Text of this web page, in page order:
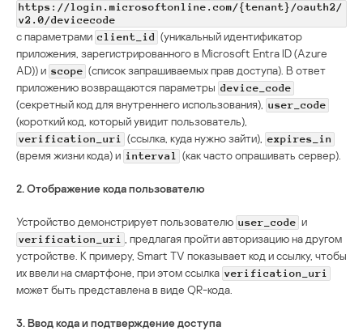
https://login.microsoftonline.com/{tenant}/oauth2/
v2.0/devicecode
с параметрами client_id (уникальный идентификатор
приложения, зарегистрированного в Microsoft Entra ID (Azure
AD)) и scope (список запрашиваемых прав доступа). В ответ
приложению возвращаются параметры device_code
(секретный код для внутреннего использования), user_code
(короткий код, который увидит пользователь),
verification_uri (ссылка, куда нужно зайти), expires_in
(время жизни кода) и interval (как часто опрашивать сервер).
2. Отображение кода пользователю
Устройство демонстрирует пользователю user_code и
verification_uri
, предлагая пройти авторизацию на другом
устройстве. К примеру, Smart TV показывает код и ссылку, чтобы
их ввели на смартфоне, при этом ссылка verification_uri
может быть представлена в виде QR-кода.
3. Ввод кода и подтверждение доступа